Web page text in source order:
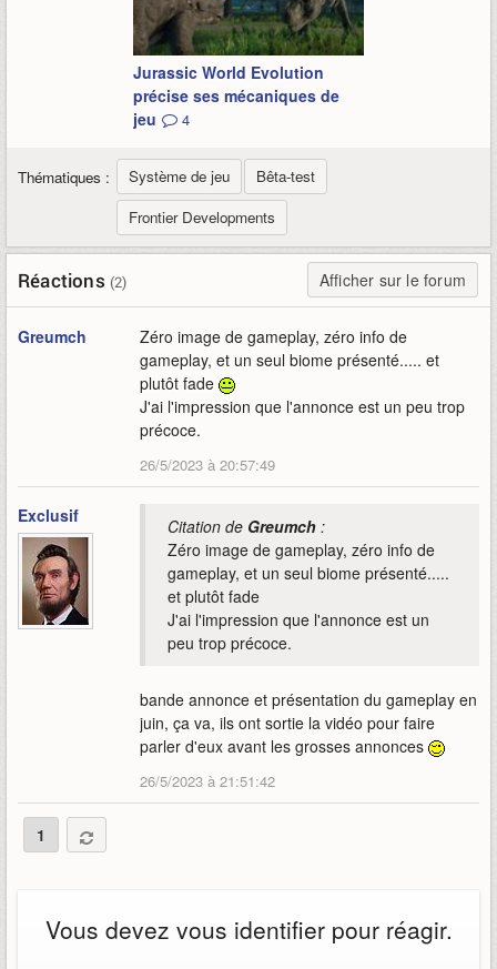
Jurassic World Evolution
précise ses mécaniques de
jeu
4
Thématiques : Système de jeu
Bêta-test
Frontier Developments
Réactions (2) Afficher sur le forum
Greumch
Zéro image de gameplay, zéro info de
gameplay, et un seul biome présenté..... et
plutôt fade
J'ai l'impression que l'annonce est un peu trop
précoce.
26/5/2023 à 20:57:49
Exclusif Citation de Greumch :
Zéro image de gameplay, zéro info de
gameplay, et un seul biome présenté.....
et plutôt fade
J'ai l'impression que l'annonce est un
peu trop précoce.
bande annonce et présentation du gameplay en
juin, ça va, ils ont sortie la vidéo pour faire
parler d'eux avant les grosses annonces
26/5/2023 à 21:51:42
1
Vous devez vous identifier pour réagir.